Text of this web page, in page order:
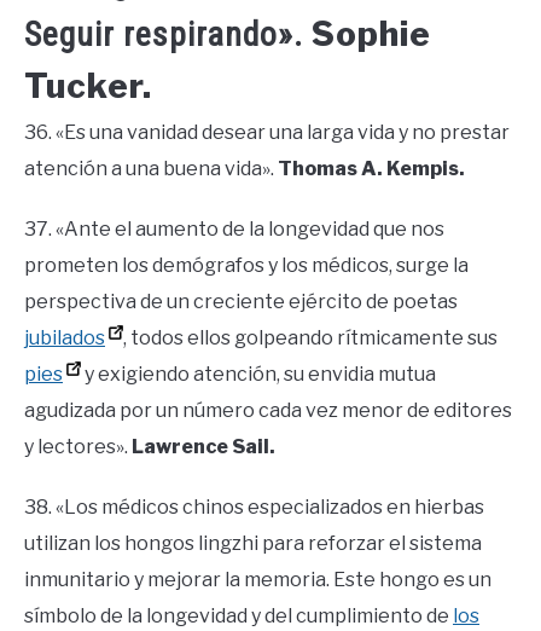
Seguir respirando». Sophie
Tucker.
36. «Es una vanidad desear una larga vida y no prestar
atención a una buena vida». Thomas A. Kempis.
37. «Ante el aumento de la longevidad que nos
prometen los demógrafos y los médicos, surge la
perspectiva de un creciente ejército de poetas
jubilados
, todos ellos golpeando rítmicamente sus
pies
y exigiendo atención, su envidia mutua
agudizada por un número cada vez menor de editores
y lectores». Lawrence Sail.
38. «Los médicos chinos especializados en hierbas
utilizan los hongos lingzhi para reforzar el sistema
inmunitario y mejorar la memoria. Este hongo es un
símbolo de la longevidad y del cumplimiento de los